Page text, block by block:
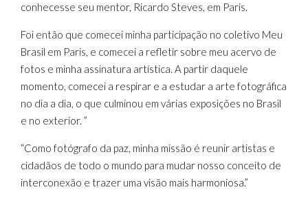
conhecesse seu mentor, Ricardo Steves, em Paris.
Foi então que comecei minha participação no coletivo Meu
Brasil em Paris, e comecei a refletir sobre meu acervo de
fotos e minha assinatura artística. A partir daquele
momento, comecei a respirar e a estudar a arte fotográfica
no dia a dia, o que culminou em várias exposições no Brasil
e no exterior. ”
“Como fotógrafo da paz, minha missão é reunir artistas e
cidadãos de todo o mundo para mudar nosso conceito de
interconexão e trazer uma visão mais harmoniosa.”